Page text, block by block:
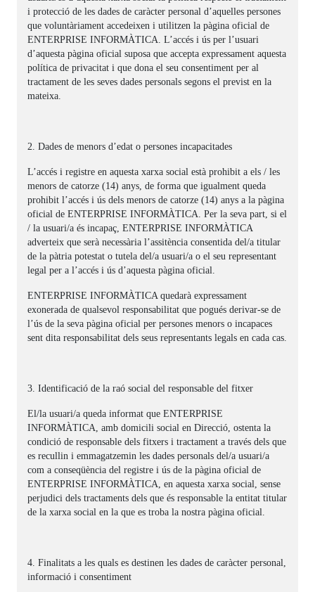
i protecció de les dades de caràcter personal d’aquelles persones
que voluntàriament accedeixen i utilitzen la pàgina oficial de
ENTERPRISE INFORMÀTICA. L’accés i ús per l’usuari
d’aquesta pàgina oficial suposa que accepta expressament aquesta
política de privacitat i que dona el seu consentiment per al
tractament de les seves dades personals segons el previst en la
mateixa.
2. Dades de menors d’edat o persones incapacitades
L’accés i registre en aquesta xarxa social està prohibit a els / les
menors de catorze (14) anys, de forma que igualment queda
prohibit l’accés i ús dels menors de catorze (14) anys a la pàgina
oficial de ENTERPRISE INFORMÀTICA. Per la seva part, si el
/ la usuari/a és incapaç, ENTERPRISE INFORMÀTICA
adverteix que serà necessària l’assitència consentida del/a titular
de la pàtria potestat o tutela del/a usuari/a o el seu representant
legal per a l’accés i ús d’aquesta pàgina oficial.
ENTERPRISE INFORMÀTICA quedarà expressament
exonerada de qualsevol responsabilitat que pogués derivar-se de
l’ús de la seva pàgina oficial per persones menors o incapaces
sent dita responsabilitat dels seus representants legals en cada cas.
3. Identificació de la raó social del responsable del fitxer
El/la usuari/a queda informat que ENTERPRISE
INFORMÀTICA, amb domicili social en Direcció, ostenta la
condició de responsable dels fitxers i tractament a través dels que
es recullin i emmagatzemin les dades personals del/a usuari/a
com a conseqüència del registre i ús de la pàgina oficial de
ENTERPRISE INFORMÀTICA, en aquesta xarxa social, sense
perjudici dels tractaments dels que és responsable la entitat titular
de la xarxa social en la que es troba la nostra pàgina oficial.
4. Finalitats a les quals es destinen les dades de caràcter personal,
informació i consentiment